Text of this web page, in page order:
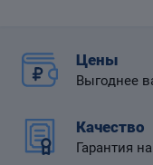
Цены
Выгоднее
Качество
Гарантия